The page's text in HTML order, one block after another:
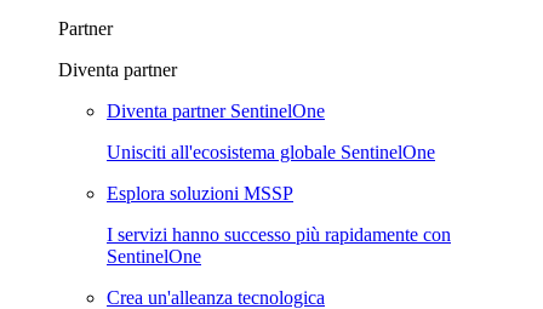
Partner
Diventa partner
Diventa partner SentinelOne
Unisciti all'ecosistema globale SentinelOne
Esplora soluzioni MSSP
I servizi hanno successo più rapidamente con
SentinelOne
Crea un'alleanza tecnologica